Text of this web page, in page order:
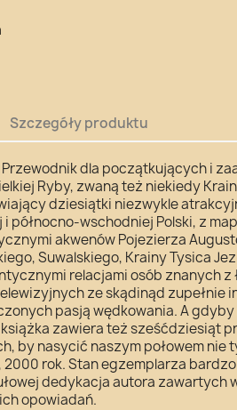
Szczegóły produktu
dla początkujących i
Ryby, zwaną też niekiedy
dziesiątki niezwykle
i północno-wschodniej Polski, z
akwenów Pojezierza
Suwalskiego, Krainy Tysica
relacjami osób znanych z
ze skądinąd zupełnie
pasją wędkowania. A
zawiera też sześćdziesiąt
by nasycić naszym połowem nie
2000 rok. Stan egzemplarza
dedykacja autora zawartych
opowiadań.